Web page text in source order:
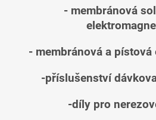
- membránová
- membránová a
-příslušenství
-díly pro